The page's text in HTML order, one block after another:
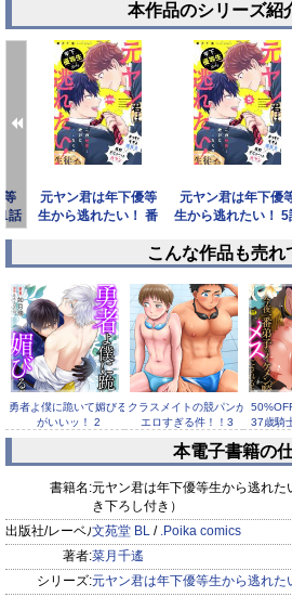
優秀で文武両道。
完璧な副会長・神崎には、誰にも言え
――それは、中学時代ヤンキーだったこ
平穏な高校生活を守るため、
必死に“優等生”を演じてきた神崎。
ところがある日、元ヤン時代に関わり
してくる。
しかも彼は、成績も人望も本物の優等
正体がバレることを恐れ、距離を置こ
けれど離れようとするほど、なぜか守
秘密を守りたい元ヤン副会長 × 絶対に
W優等生が織りなすシークレット学園
・本編後の二人を描いた、紙単行本未
・電子単行本の特典（描き下ろし）
上記を収録した超豪華版！
本作品のシリーズ紹
等
話
元ヤン君は年下優等
生から逃れたい！ 番
元ヤン君は年下優
生から逃れたい！ 5
prev next
こんな作品も売れ
勇者よ僕に跪いて媚びる
がいいッ！ 2
クラスメイトの競パンが
エロすぎる件！！3
37歳騎
支配 壊れていく水泳部
年上のひと─loving
table─ 【電子限...
ホにな
本電子書籍の
書籍名:元ヤン君は年下優等生から逃れ
き下ろし付き）
出版社/レーベル:文苑堂 BL / .Poika comics
著者:菜月千遙
シリーズ:元ヤン君は年下優等生から逃れた